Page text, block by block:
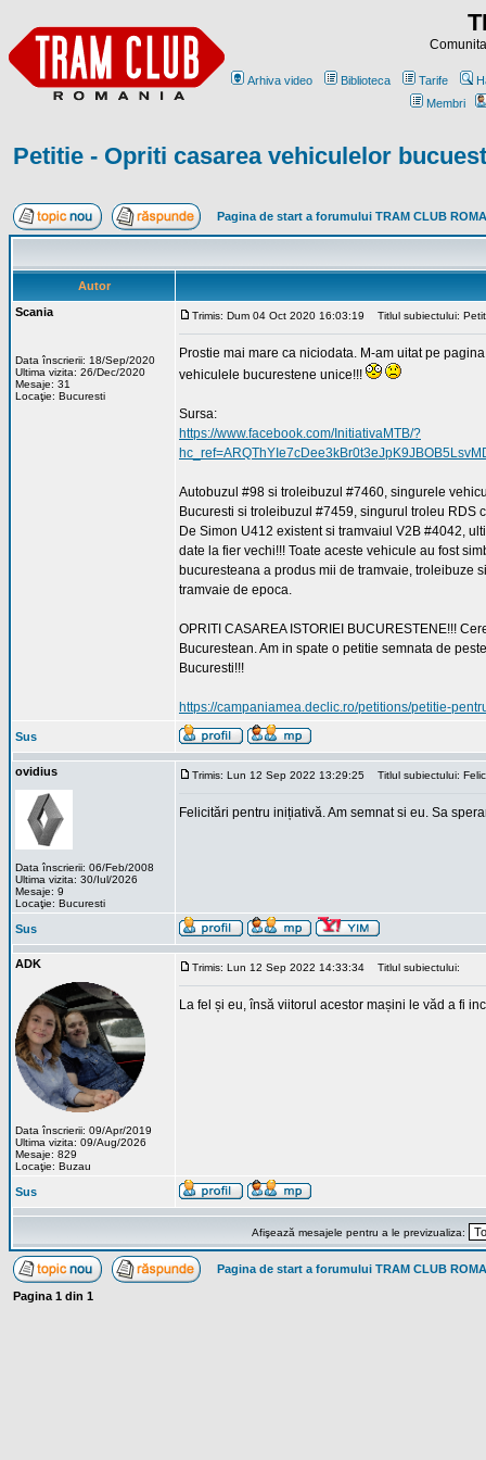
Arhiva video Biblioteca Tarife
Membri
Petitie - Opriti casarea vehiculelor
Pagina de start a forumului TRAM CLUB
Autor
Scania
Data înscrierii: 18/Sep/2020
Ultima vizita: 26/Dec/2020
Mesaje: 31
Locaţie: Bucuresti
Trimis: Dum 04 Oct 2020 16:03:19 Titlul subiectului:
Prostie mai mare ca niciodata. M-am uitat pe
vehiculele bucurestene unice!!!
Sursa:
https://www.facebook.com/InitiativaMTB/?
Autobuzul #98 si troleibuzul #7460, singurele
Bucuresti si troleibuzul #7459, singurul troleu RDS
De Simon U412 existent si tramvaiul V2B #4042,
date la fier vechi!!! Toate aceste vehicule au fost
bucuresteana a produs mii de tramvaie, troleibuze
tramvaie de epoca.
OPRITI CASAREA ISTORIEI BUCURESTENE!!!
Bucurestean. Am in spate o petitie semnata de
Bucuresti!!!
https://campaniamea.declic.ro/petitions/petitie-
Sus
ovidius
Data înscrierii: 06/Feb/2008
Ultima vizita: 30/Iul/2026
Mesaje: 9
Locaţie: Bucuresti
Trimis: Lun 12 Sep 2022 13:29:25 Titlul subiectului:
Felicitări pentru inițiativă. Am semnat si eu. Sa
Sus
ADK
Data înscrierii: 09/Apr/2019
Ultima vizita: 09/Aug/2026
Mesaje: 829
Locaţie: Buzau
Trimis: Lun 12 Sep 2022 14:33:34 Titlul subiectului:
La fel și eu, însă viitorul acestor mașini le văd a fi
Sus
Afişează mesajele pentru a le previzualiza:
Pagina de start a forumului TRAM CLUB
Pagina 1 din 1